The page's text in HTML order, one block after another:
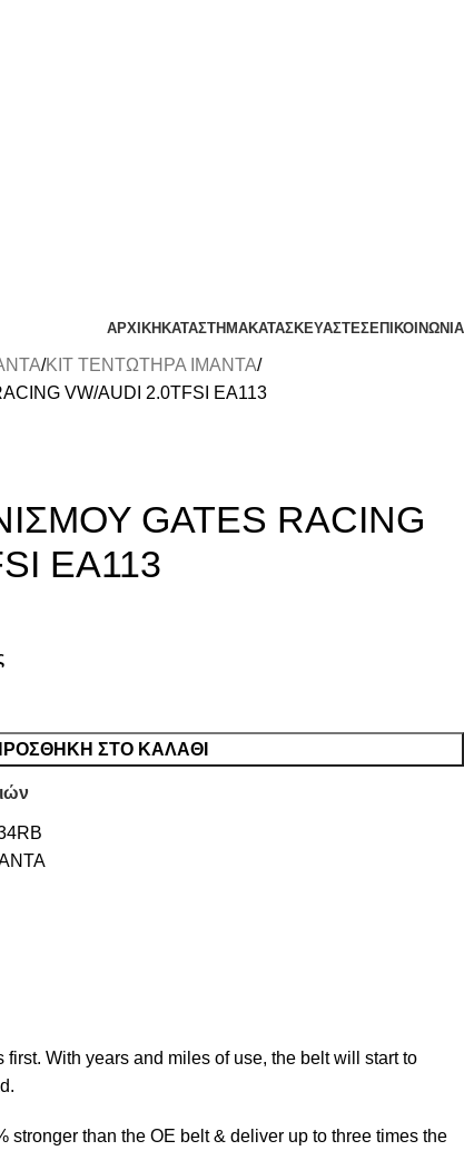
ΑΡΧΙΚΗΚΑΤΑΣΤΗΜΑΚΑΤΑΣΚΕΥΑΣΤΕΣΕΠΙΚΟΙΝΩΝΙΑ
ΚΙΤ ΤΕΝΤΩΤΗΡΑ ΙΜΑΝΤΑ
VW/AUDI 2.0TFSI EA113
GATES RACING
EA113
ΣΤΟ ΚΑΛΆΘΙ
With years and miles of use, the belt will start to
than the OE belt & deliver up to three times the